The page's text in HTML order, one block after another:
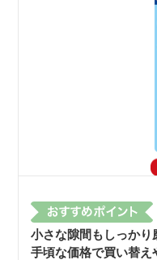
小さな隙間もしっか
手頃な価格で買い替